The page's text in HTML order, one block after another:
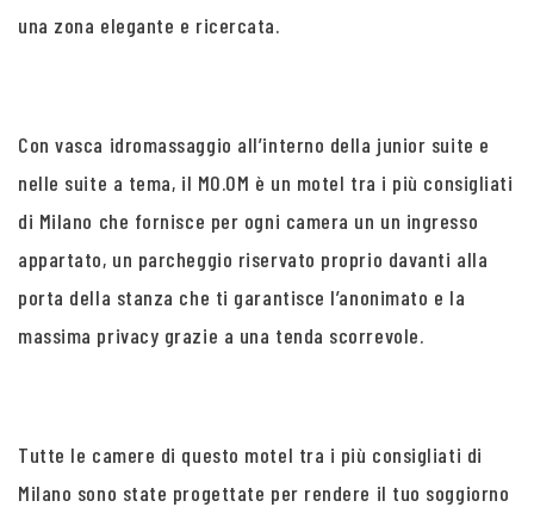
una zona elegante e ricercata.
Con vasca idromassaggio all’interno della junior suite e
nelle suite a tema, il MO.OM è un motel tra i più consigliati
di Milano che fornisce per ogni camera un un ingresso
appartato, un parcheggio riservato proprio davanti alla
porta della stanza che ti garantisce l’anonimato e la
massima privacy grazie a una tenda scorrevole.
Tutte le camere di questo motel tra i più consigliati di
Milano sono state progettate per rendere il tuo soggiorno